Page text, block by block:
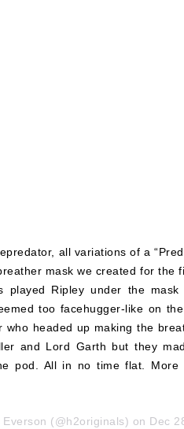
all variations of a
mask we created for the
played Ripley under the
too facehugger-like on
who headed up making the
and Lord Garth but they
pod. All in no time flat.
Everson (@h2originals) on Dec